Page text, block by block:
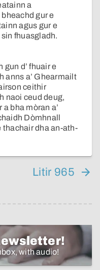
a
gur e
agus gur e
fhuasgladh.
gun d’ fhuair e
anns a’ Ghearmailt
ceithir
naoi ceud deug,
a bha mòran a’
Dòmhnall
thachair dha an-ath-
Litir 965
with audio!